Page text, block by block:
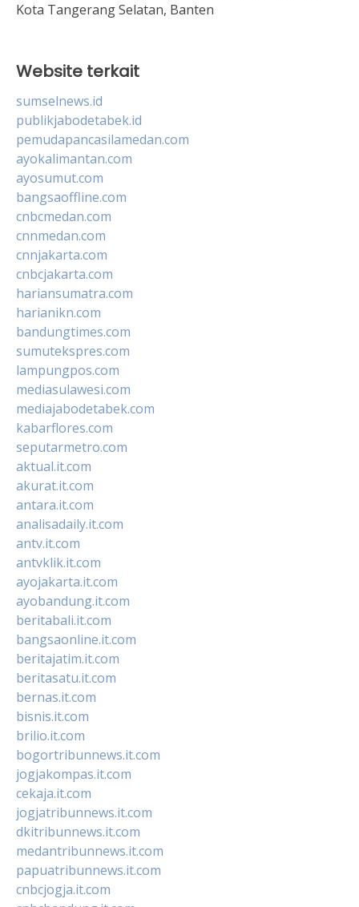
Kota Tangerang Selatan, Banten
Website terkait
sumselnews.id
publikjabodetabek.id
pemudapancasilamedan.com
ayokalimantan.com
ayosumut.com
bangsaoffline.com
cnbcmedan.com
cnnmedan.com
cnnjakarta.com
cnbcjakarta.com
hariansumatra.com
harianikn.com
bandungtimes.com
sumutekspres.com
lampungpos.com
mediasulawesi.com
mediajabodetabek.com
kabarflores.com
seputarmetro.com
aktual.it.com
akurat.it.com
antara.it.com
analisadaily.it.com
antv.it.com
antvklik.it.com
ayojakarta.it.com
ayobandung.it.com
beritabali.it.com
bangsaonline.it.com
beritajatim.it.com
beritasatu.it.com
bernas.it.com
bisnis.it.com
brilio.it.com
bogortribunnews.it.com
jogjakompas.it.com
cekaja.it.com
jogjatribunnews.it.com
dkitribunnews.it.com
medantribunnews.it.com
papuatribunnews.it.com
cnbcjogja.it.com